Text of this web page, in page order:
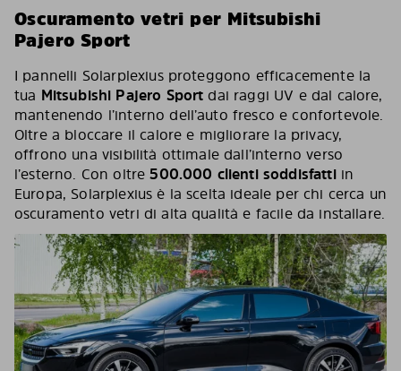
Oscuramento vetri per Mitsubishi
Pajero Sport
I pannelli Solarplexius proteggono efficacemente la
tua Mitsubishi Pajero Sport dai raggi UV e dal calore,
mantenendo l’interno dell’auto fresco e confortevole.
Oltre a bloccare il calore e migliorare la privacy,
offrono una visibilità ottimale dall’interno verso
l’esterno. Con oltre500.000 clienti soddisfattiin
Europa, Solarplexius è la scelta ideale per chi cerca un
oscuramento vetri di alta qualità e facile da installare.